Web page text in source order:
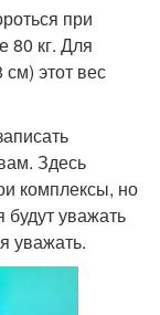
при
80 кг. Для
этот вес
Здесь
комплексы, но
будут уважать
уважать.